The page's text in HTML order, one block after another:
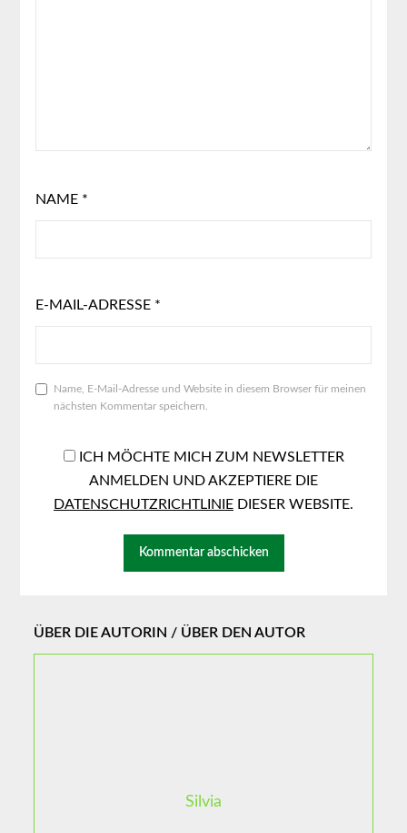
NAME *
E-MAIL-ADRESSE *
Name, E-Mail-Adresse und Website in diesem Browser für meinen
nächsten Kommentar speichern.
ICH MÖCHTE MICH ZUM NEWSLETTER
ANMELDEN UND AKZEPTIERE DIE
DATENSCHUTZRICHTLINIE DIESER WEBSITE.
ÜBER DIE AUTORIN / ÜBER DEN AUTOR
Silvia